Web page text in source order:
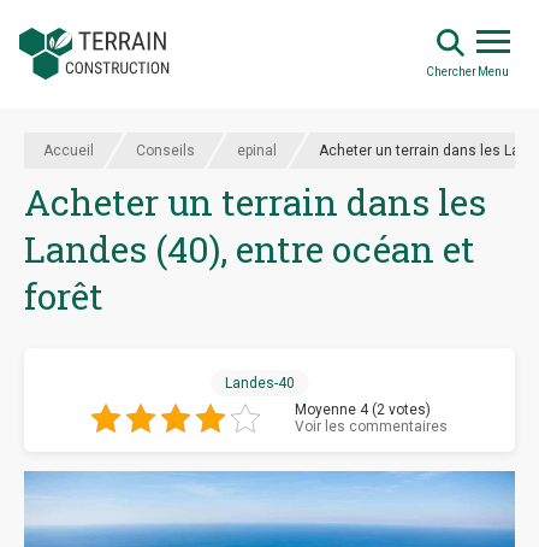
Chercher Menu
Accueil Conseils epinal Acheter un terrain dans les
Acheter un terrain dans les
Landes (40), entre océan et
forêt
Landes-40
Moyenne 4 (2 votes)
Voir les commentaires